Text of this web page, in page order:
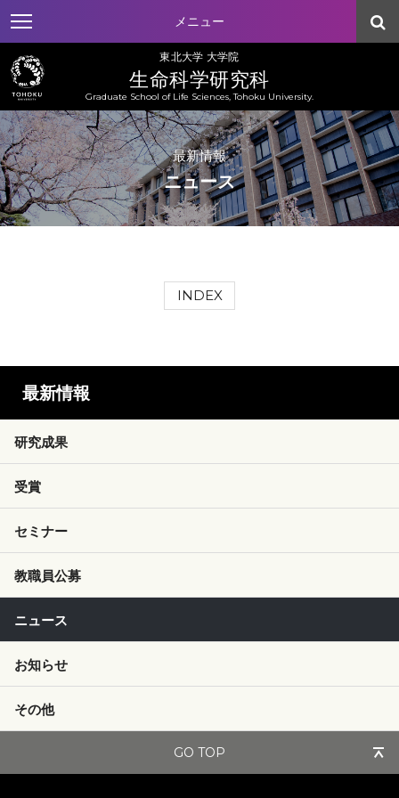
メニュー
東北大学 大学院
生命科学研究科
Graduate School of Life Sciences, Tohoku University.
最新情報
ニュース
INDEX
最新情報
研究成果
受賞
セミナー
教職員公募
ニュース
お知らせ
その他
GO TOP